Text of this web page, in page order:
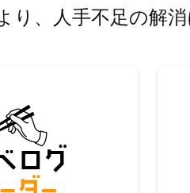
り、人手不足の解